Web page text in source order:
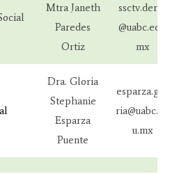
Mtra Janeth
Paredes
Ortiz
ssctv.dertij
@uabc.edu.
mx
Dra. Gloria
Stephanie
Esparza
Puente
esparza.glo
ria@uabc.ed
u.mx